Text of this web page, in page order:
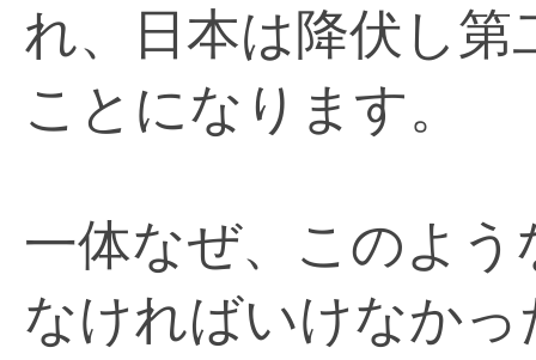
れ、日本は降伏し第
ことになります。
一体なぜ、このよ
なければいけなか